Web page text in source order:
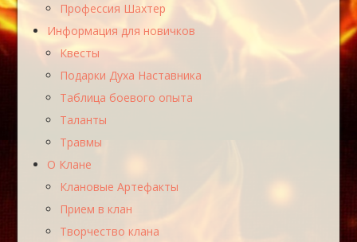
Профессия Шахтер
Информация для новичков
Квесты
Подарки Духа Наставника
Таблица боевого опыта
Таланты
Травмы
О Клане
Клановые Артефакты
Прием в клан
Творчество клана